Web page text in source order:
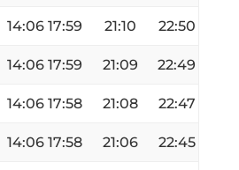
14:06 17:59 21:10 22:50
14:06 17:59 21:09 22:49
14:06 17:58 21:08 22:47
14:06 17:58 21:06 22:45